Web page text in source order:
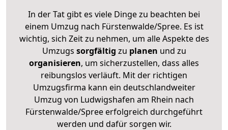
In der Tat gibt es viele Dinge zu beachten bei
einem Umzug nach Fürstenwalde/Spree. Es ist
wichtig, sich Zeit zu nehmen, um alle Aspekte des
Umzugs sorgfältig zu planen und zu
organisieren, um sicherzustellen, dass alles
reibungslos verläuft. Mit der richtigen
Umzugsfirma kann ein deutschlandweiter
Umzug von Ludwigshafen am Rhein nach
Fürstenwalde/Spree erfolgreich durchgeführt
werden und dafür sorgen wir.